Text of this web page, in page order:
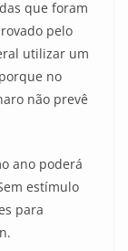
que foram
pelo
utilizar um
no
não prevê
ano poderá
estímulo
para